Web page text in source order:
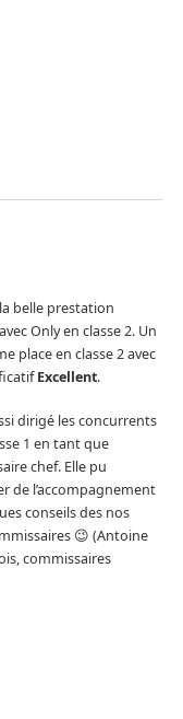
belle prestation
Only en classe 2. Un
place en classe 2 avec
Excellent.
dirigé les concurrents
1 en tant que
chef. Elle pu
de l’accompagnement
conseils des nos
😉 (Antoine
commissaires